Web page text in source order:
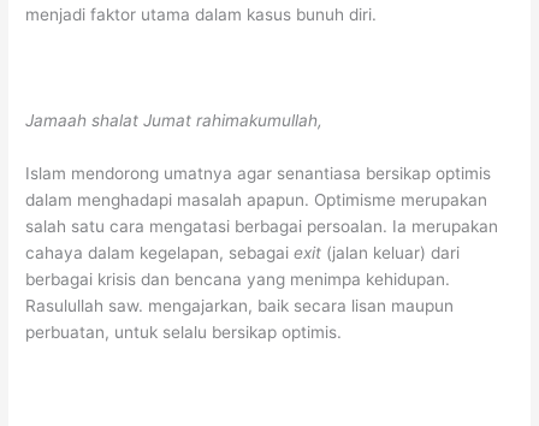
menjadi faktor utama dalam kasus bunuh diri.
Jamaah shalat Jumatrahimakumullah,
Islam mendorong umatnya agar senantiasa bersikap optimis
dalam menghadapi masalah apapun. Optimisme merupakan
salah satu cara mengatasi berbagai persoalan. Ia merupakan
cahaya dalam kegelapan, sebagaiexit (jalan keluar) dari
berbagai krisis dan bencana yang menimpa kehidupan.
Rasulullah saw. mengajarkan, baik secara lisan maupun
perbuatan, untuk selalu bersikap optimis.